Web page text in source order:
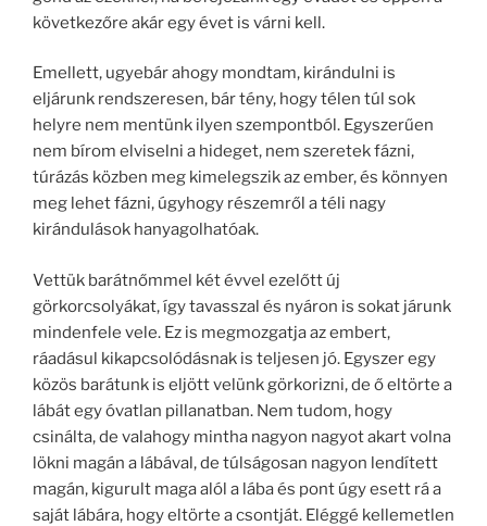
következőre akár egy évet is várni kell.
Emellett, ugyebár ahogy mondtam, kirándulni is
eljárunk rendszeresen, bár tény, hogy télen túl sok
helyre nem mentünk ilyen szempontból. Egyszerűen
nem bírom elviselni a hideget, nem szeretek fázni,
túrázás közben meg kimelegszik az ember, és könnyen
meg lehet fázni, úgyhogy részemről a téli nagy
kirándulások hanyagolhatóak.
Vettük barátnőmmel két évvel ezelőtt új
görkorcsolyákat, így tavasszal és nyáron is sokat járunk
mindenfele vele. Ez is megmozgatja az embert,
ráadásul kikapcsolódásnak is teljesen jó. Egyszer egy
közös barátunk is eljött velünk görkorizni, de ő eltörte a
lábát egy óvatlan pillanatban. Nem tudom, hogy
csinálta, de valahogy mintha nagyon nagyot akart volna
lökni magán a lábával, de túlságosan nagyon lendített
magán, kigurult maga alól a lába és pont úgy esett rá a
saját lábára, hogy eltörte a csontját. Eléggé kellemetlen